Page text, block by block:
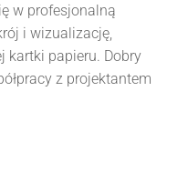
w profesjonalną
i wizualizację,
kartki papieru. Dobry
z projektantem